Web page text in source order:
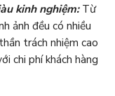
kinh nghiệm:Từ
ảnh đều có nhiều
trách nhiệm cao
chi phí khách hàng